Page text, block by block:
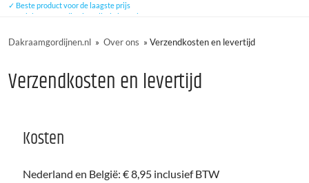
✓ Beste product voor de laagste prijs
✓ Unieke eenvoudige installatie in 5 minuten
Dakraamgordijnen.nl » Over ons » Verzendkosten en levertijd
Verzendkosten en levertijd
Kosten
Nederland en België: € 8,95 inclusief BTW